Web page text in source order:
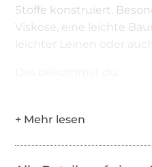
Stoffe konstruiert.
Viskose, eine leichte
leichter Leinen oder
den Gr. 32 – 50 im A4